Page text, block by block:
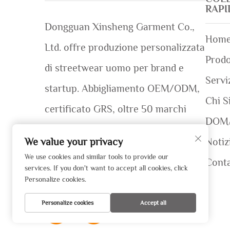
Dongguan Xinsheng Garment Co.,
Ltd. offre produzione personalizzata
di streetwear uomo per brand e
startup. Abbigliamento OEM/ODM,
certificato GRS, oltre 50 marchi
giorni). Richiedi un preventivo oggi
stesso!
Chi
We value your privacy
We use cookies and similar tools to provide our
services. If you don't want to accept all cookies, click
Personalize cookies.
Personalize cookies Accept all